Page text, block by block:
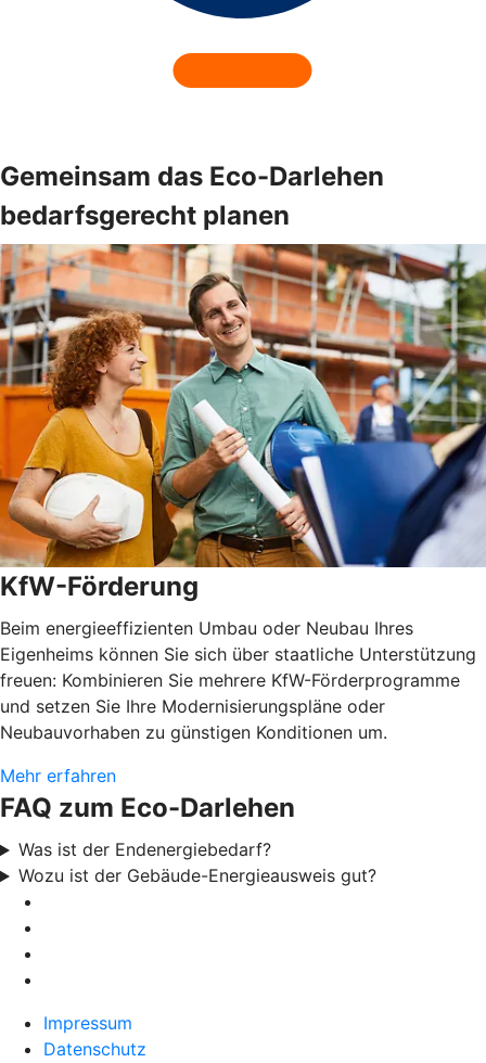
Gemeinsam das Eco-Darlehen
bedarfsgerecht planen
KfW-Förderung
Beim energieeffizienten Umbau oder Neubau Ihres
Eigenheims können Sie sich über staatliche Unterstützung
freuen: Kombinieren Sie mehrere KfW-Förderprogramme
und setzen Sie Ihre Modernisierungspläne oder
Neubauvorhaben zu günstigen Konditionen um.
Mehr erfahren
FAQ zum Eco-Darlehen
Was ist der Endenergiebedarf?
Wozu ist der Gebäude-Energieausweis gut?
Impressum
Datenschutz